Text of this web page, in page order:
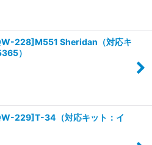
228]M551 Sheridan（対応キ
）
229]T-34（対応キット：イ